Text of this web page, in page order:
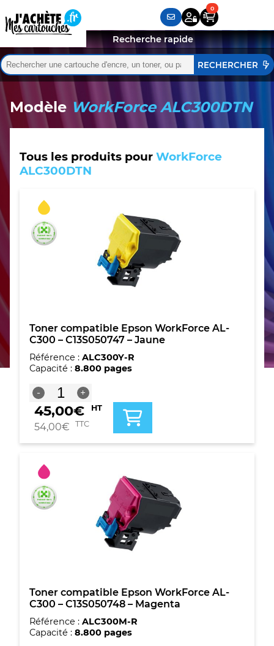
Rechercher :
Quand les résultats de l'auto-complétion sont
Recherche rapide
Modèle WorkForce ALC300DTN
Tous les produits pour WorkForce
ALC300DTN
Toner compatible Epson WorkForce AL-
C300 – C13S050747 – Jaune
Référence : ALC300Y-R
Capacité : 8.800 pages
-
quantité
de
Toner
compatible
WorkForce
C300
-
C13S050747
-
+
45,00€ HT
54,00€ TTC
Toner compatible Epson WorkForce AL-
C300 – C13S050748 – Magenta
Référence : ALC300M-R
Capacité : 8.800 pages